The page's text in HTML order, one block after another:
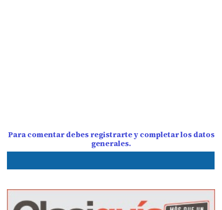
Para comentar debes registrarte y completar los datos
generales.